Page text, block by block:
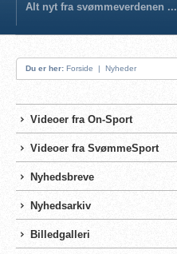
Alt nyt fra svømmeverdenen ...
Du er her: Forside | Nyheder
Videoer fra On-Sport
Videoer fra SvømmeSport
Nyhedsbreve
Nyhedsarkiv
Billedgalleri